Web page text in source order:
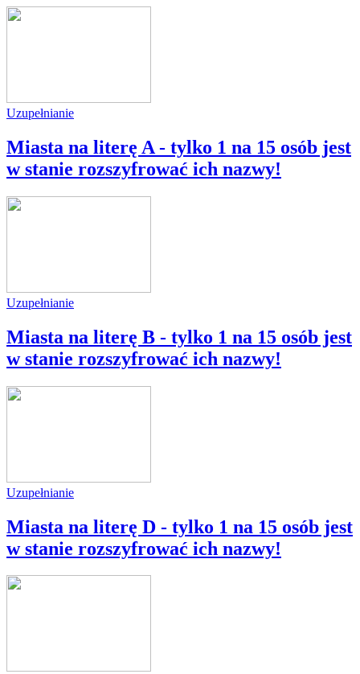
Uzupełnianie
Miasta na literę A - tylko 1 na 15 osób jest
w stanie rozszyfrować ich nazwy!
Uzupełnianie
Miasta na literę B - tylko 1 na 15 osób jest
w stanie rozszyfrować ich nazwy!
Uzupełnianie
Miasta na literę D - tylko 1 na 15 osób jest
w stanie rozszyfrować ich nazwy!